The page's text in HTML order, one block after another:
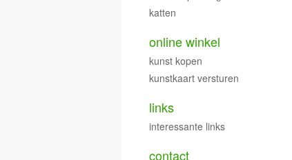
katten
online winkel
kunst kopen
kunstkaart versturen
links
interessante links
contact